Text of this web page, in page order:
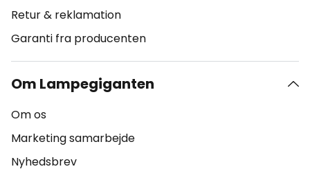
Retur & reklamation
Garanti fra producenten
Om Lampegiganten
Om os
Marketing samarbejde
Nyhedsbrev